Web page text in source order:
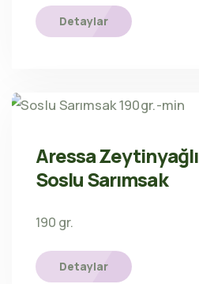
Detaylar
Aressa Zeytinyağlı
Soslu Sarımsak
190 gr.
Detaylar